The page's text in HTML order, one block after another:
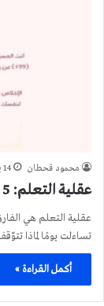
محمود قحطان 14 يوليو، 2025
عقلية التعلم: 5 مبادئ أساسية ستغير نتائجك إلى الأبد
عقلية التعلم هي
تساءلت يومًا لماذا
أكمل القراءة »